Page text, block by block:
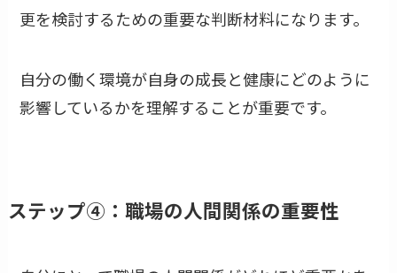
更を検討するための重要な判断材料になります。
自分の働く環境が自身の成長と健康にどのように
影響しているかを理解することが重要です。
ステップ④：職場の人間関係の重要性